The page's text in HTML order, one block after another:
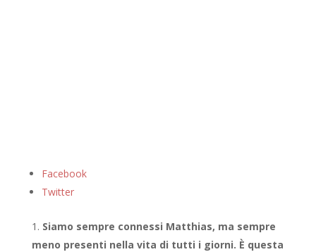
Facebook
Twitter
Siamo sempre connessi Matthias, ma sempre
meno presenti nella vita di tutti i giorni. È questa